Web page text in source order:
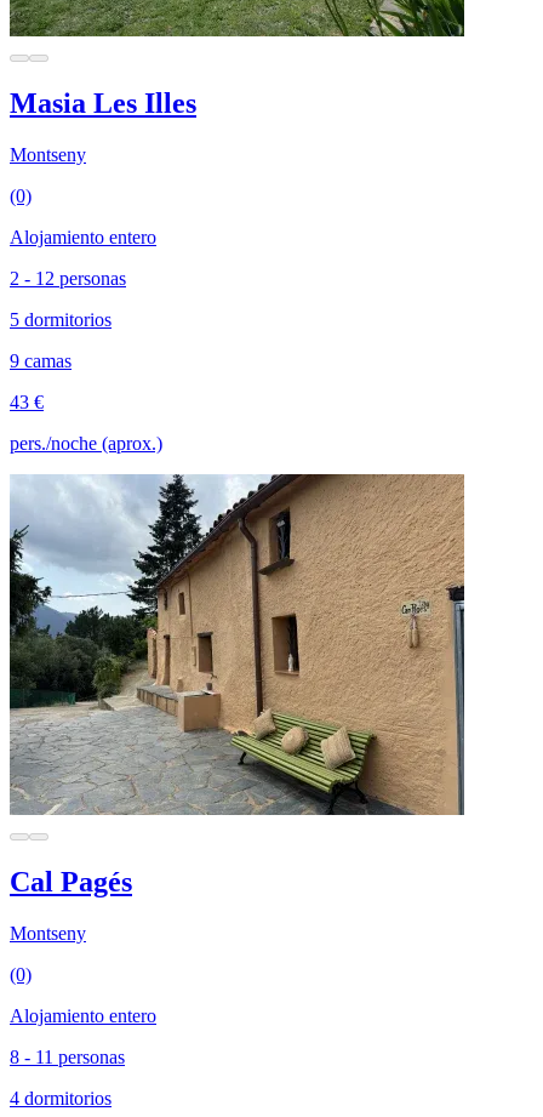
Masia Les Illes
Montseny
(0)
Alojamiento entero
2 - 12 personas
5 dormitorios
9 camas
43 €
pers./noche (aprox.)
Cal Pagés
Montseny
(0)
Alojamiento entero
8 - 11 personas
4 dormitorios